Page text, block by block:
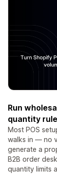
Run
quantity
Most POS
walks in — no
generate a
B2B order
quantity limits